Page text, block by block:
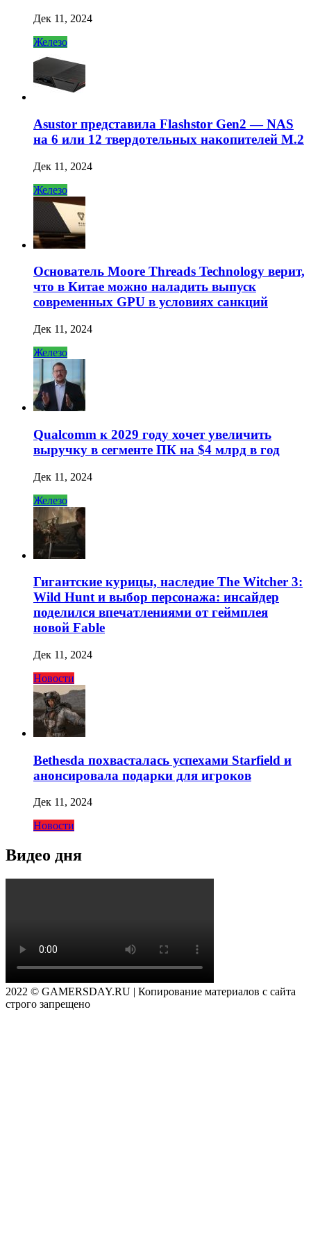
Дек 11, 2024
Железо
Asustor представила Flashstor Gen2 — NAS
на 6 или 12 твердотельных накопителей M.2
Дек 11, 2024
Железо
Основатель Moore Threads Technology верит,
что в Китае можно наладить выпуск
современных GPU в условиях санкций
Дек 11, 2024
Железо
Qualcomm к 2029 году хочет увеличить
выручку в сегменте ПК на $4 млрд в год
Дек 11, 2024
Железо
Гигантские курицы, наследие The Witcher 3:
Wild Hunt и выбор персонажа: инсайдер
поделился впечатлениями от геймплея
новой Fable
Дек 11, 2024
Новости
Bethesda похвасталась успехами Starfield и
анонсировала подарки для игроков
Дек 11, 2024
Новости
Видео дня
2022 © GAMERSDAY.RU | Копирование материалов с сайта
строго запрещено